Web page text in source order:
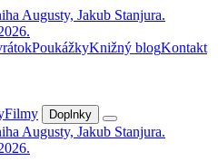
PoukážkyKnižný blogKontakt
Filmy Doplnky